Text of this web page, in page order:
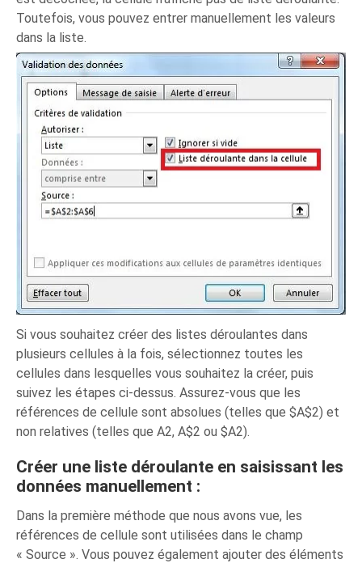
Toutefois, vous pouvez entrer manuellement les valeurs
dans la liste.
Si vous souhaitez créer des listes déroulantes dans
plusieurs cellules à la fois, sélectionnez toutes les
cellules dans lesquelles vous souhaitez la créer, puis
suivez les étapes ci-dessus. Assurez-vous que les
références de cellule sont absolues (telles que $A$2) et
non relatives (telles que A2, A$2 ou $A2).
Créer une liste déroulante en saisissant les
données manuellement :
Dans la première méthode que nous avons vue, les
références de cellule sont utilisées dans le champ
« Source ». Vous pouvez également ajouter des éléments